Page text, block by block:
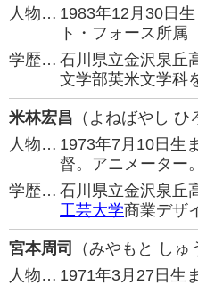
人物… 1983年12月30日
ト・フォース所属
学歴… 石川県立金沢泉丘
文学部英米文学科
米林宏昌 （よねばやし ひ
人物… 1973年7月10日生
督。アニメーター。
学歴… 石川県立金沢泉丘
工芸大学商業デザ
宮本周司
（みやもと しゅ
人物… 1971年3月27日生